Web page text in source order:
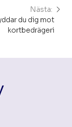
Nästa:
du dig mot
kortbedrägeri